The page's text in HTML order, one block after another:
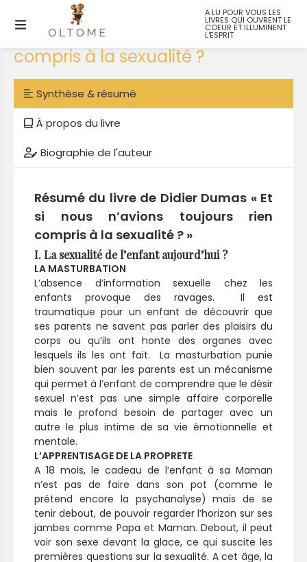
A LU POUR VOUS LES
LIVRES QUI OUVRENT LE
COEUR ET ILLUMINENT
L'ESPRIT
Et si nous n’avions toujours rien
compris à la sexualité ?
Synthèse & résumé
À propos du livre
Biographie de l'auteur
Résumé du livre de Didier Dumas « Et
si nous n’avions toujours rien
compris à la sexualité ? »
I. La sexualité de l’enfant aujourd’hui ?
LA MASTURBATION
L’absence d’information sexuelle chez les
enfants provoque des ravages. Il est
traumatique pour un enfant de découvrir que
ses parents ne savent pas parler des plaisirs du
corps ou qu’ils ont honte des organes avec
lesquels ils les ont fait. La masturbation punie
bien souvent par les parents est un mécanisme
qui permet à l’enfant de comprendre que le désir
sexuel n’est pas une simple affaire corporelle
mais le profond besoin de partager avec un
autre le plus intime de sa vie émotionnelle et
mentale.
L’APPRENTISAGE DE LA PROPRETE
A 18 mois, le cadeau de l’enfant à sa Maman
n’est pas de faire dans son pot (comme le
prétend encore la psychanalyse) mais de se
tenir debout, de pouvoir regarder l’horizon sur ses
jambes comme Papa et Maman. Debout, il peut
voir son sexe devant la glace, ce qui suscite les
premières questions sur la sexualité. A cet âge, la